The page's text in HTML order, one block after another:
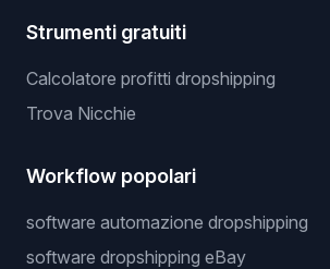
Strumenti gratuiti
Calcolatore profitti dropshipping
Trova Nicchie
Workflow popolari
software automazione dropshipping
software dropshipping eBay